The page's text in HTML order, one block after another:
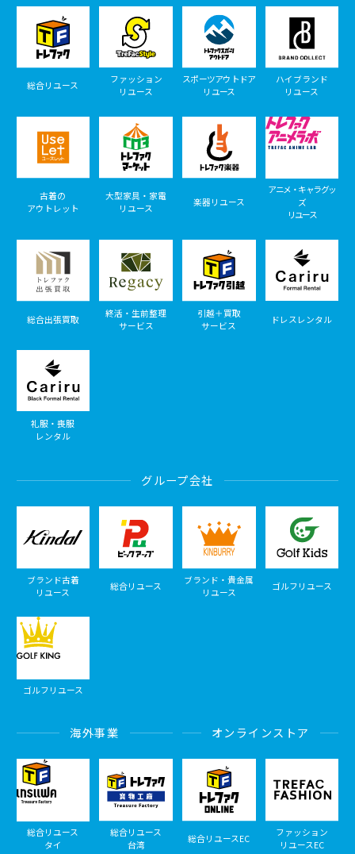
総合リユース
ファッション
リユース
スポーツアウトドア
リユース
ハイブランド
リユース
古着の
アウトレット
大型家具・家電
リユース
楽器リユース
アニメ・キャラグッ
ズ
リユース
総合出張買取
終活・生前整理
サービス
引越＋買取
サービス
ドレスレンタル
礼服・喪服
レンタル
グループ会社
ブランド古着
リユース
総合リユース
ブランド・貴金属
リユース
ゴルフリユース
ゴルフリユース
海外事業
総合リユース
タイ
総合リユース
台湾
オンラインストア
総合リユースEC
ファッション
リユースEC